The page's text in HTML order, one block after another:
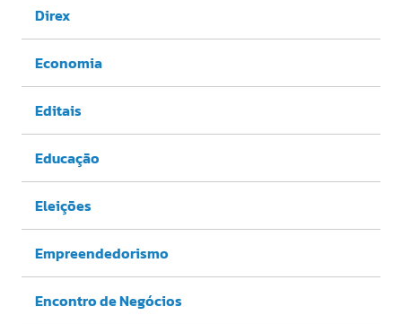
Direx
Economia
Editais
Educação
Eleições
Empreendedorismo
Encontro de Negócios